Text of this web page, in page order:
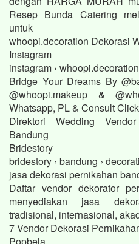
Resep Bunda Catering
untuk
whoopi.decoration Dekorasi
Instagram
instagram › whoopi.decoration
Bridge Your Dreams By
@whoopi.makeup &
Whatsapp, PL & Consult
Direktori Wedding
Bandung
Bridestory
bridestory › bandung ›
jasa dekorasi pernikahan
Daftar vendor dekorator
menyediakan jasa
tradisional, internasional,
7 Vendor Dekorasi